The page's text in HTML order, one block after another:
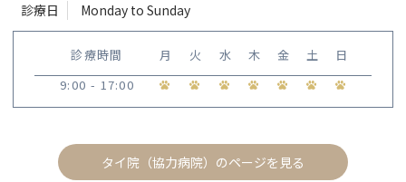
診療日 Monday to Sunday
診療時間 月 火 水 木 金 土
日
9:00 - 17:00
タイ院（協力病院）のページを見る